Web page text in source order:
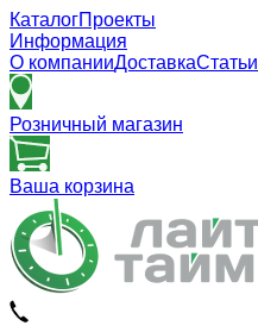
КаталогПроекты
Информация
О компанииДоставкаСтатьи
Розничный магазин
Ваша корзина